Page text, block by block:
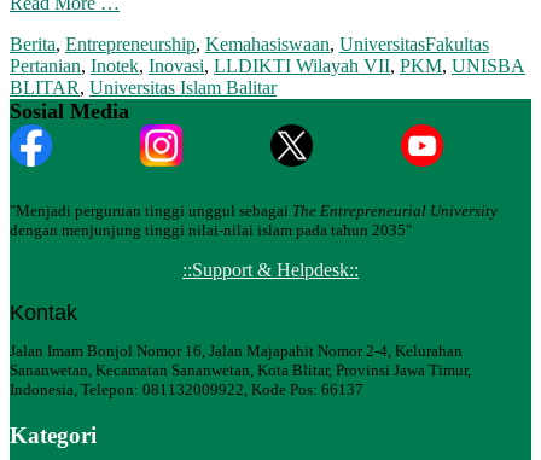
Berita, Entrepreneurship, Kemahasiswaan, UniversitasFakultas
Pertanian, Inotek, Inovasi, LLDIKTI Wilayah VII, PKM, UNISBA
BLITAR, Universitas Islam Balitar
Sosial Media
"Menjadi perguruan tinggi unggul sebagai The Entrepreneurial University
dengan menjunjung tinggi nilai-nilai islam pada tahun 2035"
::Support & Helpdesk::
Kontak
Jalan Imam Bonjol Nomor 16, Jalan Majapahit Nomor 2-4, Kelurahan
Sananwetan, Kecamatan Sananwetan, Kota Blitar, Provinsi Jawa Timur,
Indonesia, Telepon: 081132009922, Kode Pos: 66137
Kategori